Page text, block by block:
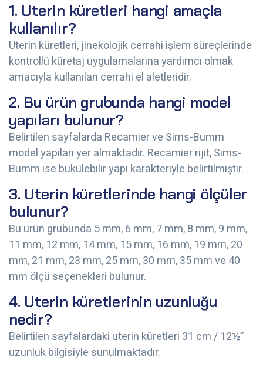
1. Uterin küretleri hangi amaçla
kullanılır?
Uterin küretleri, jinekolojik cerrahi işlem süreçlerinde
kontrollü küretaj uygulamalarına yardımcı olmak
amacıyla kullanılan cerrahi el aletleridir.
2. Bu ürün grubunda hangi model
yapıları bulunur?
Belirtilen sayfalarda Recamier ve Sims-Bumm
model yapıları yer almaktadır. Recamier rijit, Sims-
Bumm ise bükülebilir yapı karakteriyle belirtilmiştir.
3. Uterin küretlerinde hangi ölçüler
bulunur?
Bu ürün grubunda 5 mm, 6 mm, 7 mm, 8 mm, 9 mm,
11 mm, 12 mm, 14 mm, 15 mm, 16 mm, 19 mm, 20
mm, 21 mm, 23 mm, 25 mm, 30 mm, 35 mm ve 40
mm ölçü seçenekleri bulunur.
4. Uterin küretlerinin uzunluğu
nedir?
Belirtilen sayfalardaki uterin küretleri 31 cm / 12½”
uzunluk bilgisiyle sunulmaktadır.